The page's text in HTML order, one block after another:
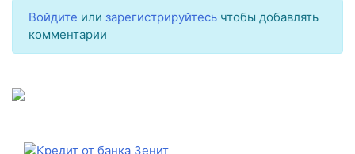
Войдите или зарегистрируйтесь чтобы добавлять
комментарии